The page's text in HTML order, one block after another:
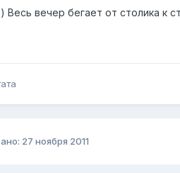
Весь вечер бегает от столика к
27 ноября 2011